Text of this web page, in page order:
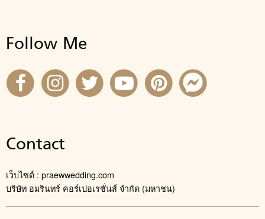
Follow Me
Contact
เว็บไซต์ : praewwedding.com
บริษัท อมรินทร์ คอร์เปอเรชั่นส์ จำกัด (มหาชน)